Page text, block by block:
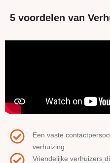
5 voordelen van
Een vaste
verhuizing
Vriendelijke verhuizers